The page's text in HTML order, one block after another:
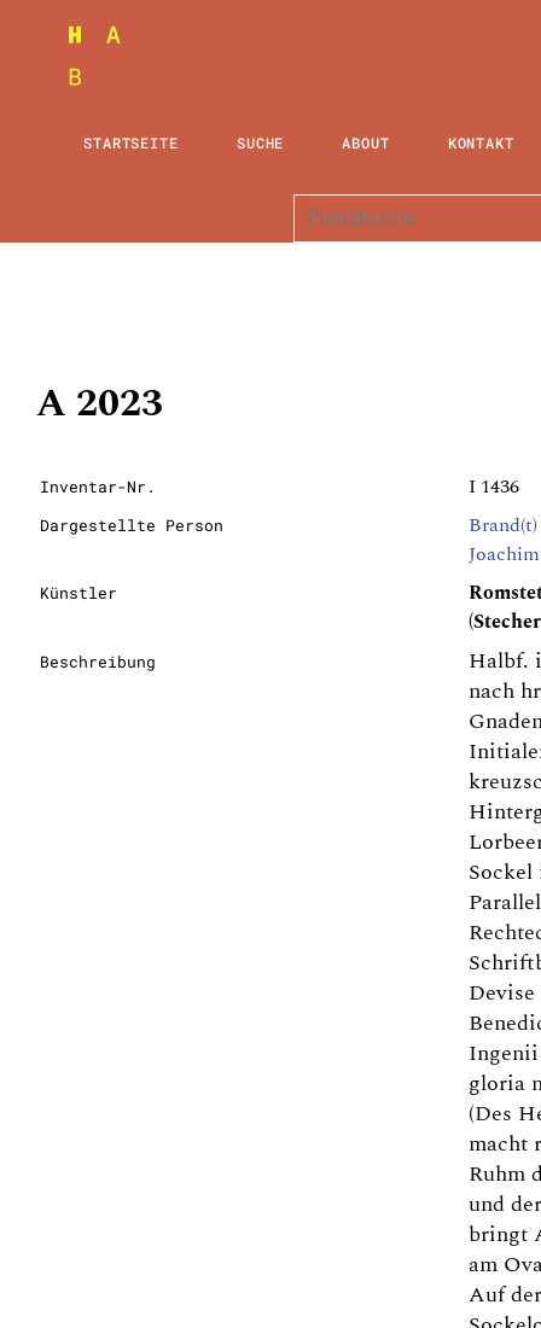
STARTSEITE SUCHE ABOUT KONTAKT
A 2023
Inventar-Nr. I 1436
Dargestellte Person
Künstler
Beschreibung
Halbf.
nach
gloria
(Des
macht
Ruhm
und
bringt
am
Auf der